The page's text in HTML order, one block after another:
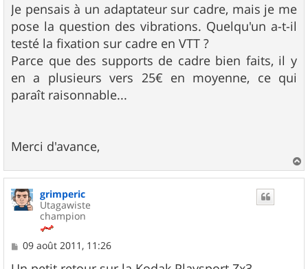
Je pensais à un adaptateur sur cadre, mais je me
pose la question des vibrations. Quelqu'un a-t-il
testé la fixation sur cadre en VTT ?
Parce que des supports de cadre bien faits, il y
en a plusieurs vers 25€ en moyenne, ce qui
paraît raisonnable...
Merci d'avance,
a
grimperic
Utagawiste
champion
M
09 août 2011, 11:26